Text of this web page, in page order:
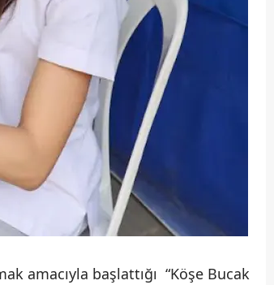
amacıyla başlattığı “Köşe Bucak